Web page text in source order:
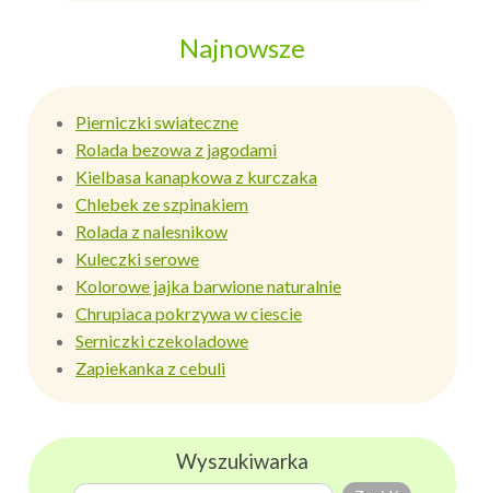
Najnowsze
Pierniczki swiateczne
Rolada bezowa z jagodami
Kielbasa kanapkowa z kurczaka
Chlebek ze szpinakiem
Rolada z nalesnikow
Kuleczki serowe
Kolorowe jajka barwione naturalnie
Chrupiaca pokrzywa w ciescie
Serniczki czekoladowe
Zapiekanka z cebuli
Wyszukiwarka